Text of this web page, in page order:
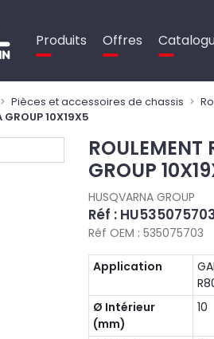
Produits Offres
Pièces et accessoires de chassis
GROUP 10X19X5
GROUP
HUSQVARNA GROUP
Réf :
Réf OEM : 535075703
Application
Ø Intérieur
(mm)
10